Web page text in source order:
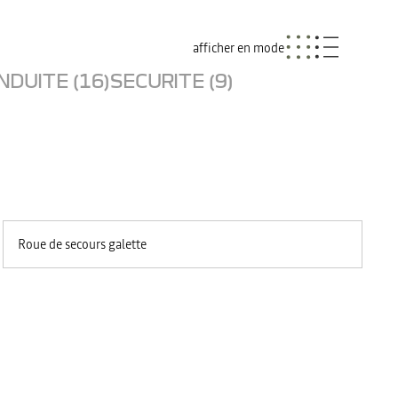
afficher en mode
(16)SECURITE (9)
Roue de secours galette